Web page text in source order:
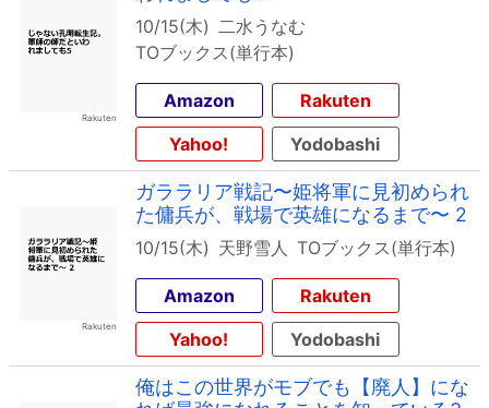
10/15(木) 二水うなむ
TOブックス(単行本)
Amazon
Rakuten
Yahoo!
Yodobashi
ガララリア戦記〜姫将軍に見初められ
た傭兵が、戦場で英雄になるまで〜 2
10/15(木) 天野雪人 TOブックス(単行本)
Amazon
Rakuten
Yahoo!
Yodobashi
俺はこの世界がモブでも【廃人】にな